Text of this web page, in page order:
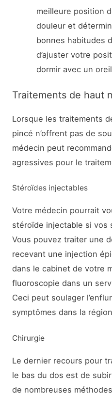
meilleure position
douleur et
bonnes habitudes
d’ajuster votre
dormir avec un
Traitements de haut
Lorsque les traitements
pincé n’offrent pas de
médecin peut
agressives pour le
Stéroïdes injectables
Votre médecin pourrait
stéroïde injectable si vos
Vous pouvez traiter une
recevant une injection
dans le cabinet de votre
fluoroscopie dans un
Ceci peut soulager
symptômes dans la
Chirurgie
Le dernier recours pour
le bas du dos est de
de nombreuses